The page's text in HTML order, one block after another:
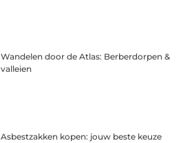
Wandelen door de Atlas: Berberdorpen &
valleien
Asbestzakken kopen: jouw beste keuze